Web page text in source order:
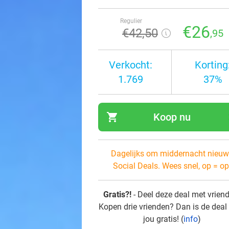
Regulier
€42,50 €26,95
Verkocht:
1.769
37%
shopping_cart Koop nu
Dagelijks om middernacht
Social Deals. Wees snel, op =
Gratis?! - Deel deze deal met
Kopen drie vrienden? Dan is de
jou gratis! (info)